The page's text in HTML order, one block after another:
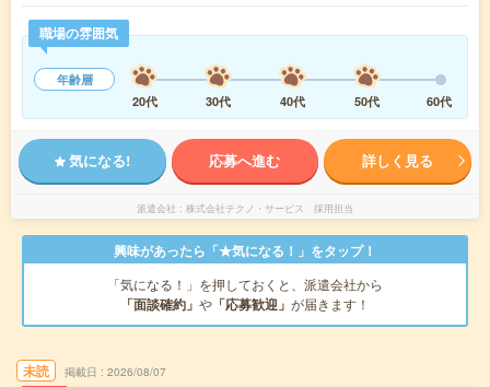
職場の雰囲気
年齢層
20代
30代 40代 50代 60代
気になる! 応募へ進む 詳しく見る
派遣会社 株式会社テクノ・サービス 採用担当
興味があったら「★気になる！」をタップ！
「気になる！」を押しておくと、派遣会社から
「面談確約」 や 「応募歓迎」 が届きます！
未読 掲載日 2026/08/07